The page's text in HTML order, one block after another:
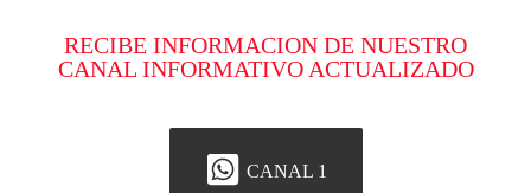
RECIBE INFORMACION DE NUESTRO
CANAL INFORMATIVO ACTUALIZADO
CANAL 1